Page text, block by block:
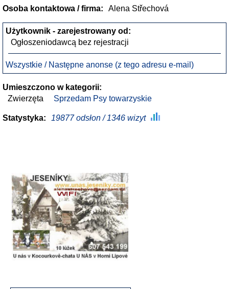
Osoba kontaktowa / firma: Alena Střechová
Użytkownik - zarejestrowany od:
Ogłoszeniodawcą bez rejestracji
Wszystkie / Następne anonse (z tego adresu e-mail)
Umieszczono w kategorii:
Zwierzęta
Sprzedam Psy towarzyskie
Statystyka: 19877 odsłon / 1346 wizyt